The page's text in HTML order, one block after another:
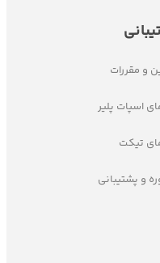
مقررات
پلیر
تیکت
پشتیبانی